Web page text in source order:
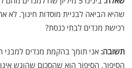
שהיא הביאה לבניית מוסדות חינוך. לא
רכישת מנדים לבתי כנסת?
תשובה: אני תומך בהקמת מנדים למבני
הסיפור, הסיפור הוא שהסכום שהוגש